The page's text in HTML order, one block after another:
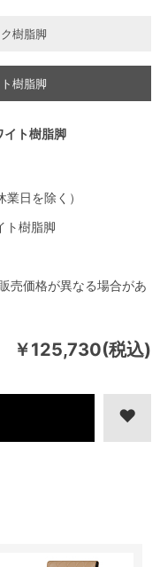
￥125,730(税込)
売価格が異なる場合があ
日を除く）
ト樹脂脚
樹脂脚
樹脂脚
イト樹脂脚